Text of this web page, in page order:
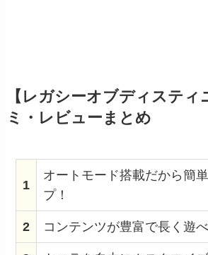
【レガシーオブディスティ
ミ・レビューまとめ
1
オートモード搭載だから簡
プ！
2 コンテンツが豊富で長く遊べ